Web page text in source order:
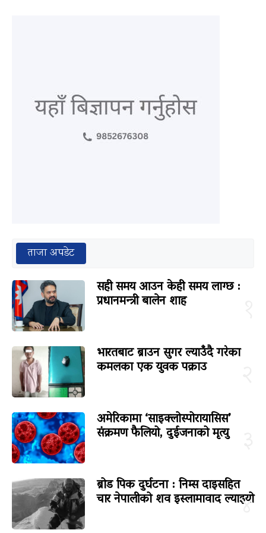
ताजा अपडेट
सही समय आउन केही समय लाग्छ :
प्रधानमन्त्री बालेन शाह
भारतबाट ब्राउन सुगर ल्याउँदै गरेका
कमलका एक युवक पक्राउ
अमेरिकामा ‘साइक्लोस्पोरायासिस’
संक्रमण फैलियो, दुईजनाको मृत्यु
४
ब्रोड पिक दुर्घटना : निम्स दाइसहित
चार नेपालीको शव इस्लामावाद ल्याइयो